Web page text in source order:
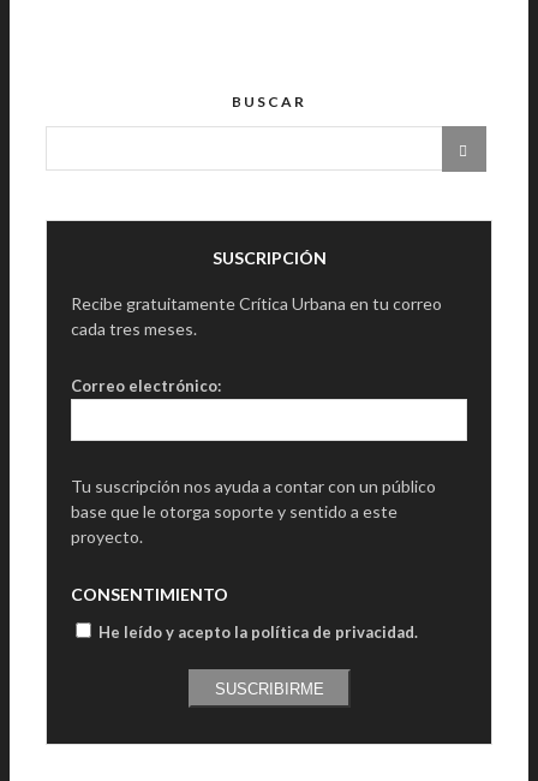
BUSCAR
SUSCRIPCIÓN
Recibe gratuitamente Crítica Urbana en tu correo
cada tres meses.
Correo electrónico:
Tu suscripción nos ayuda a contar con un público
base que le otorga soporte y sentido a este
proyecto.
CONSENTIMIENTO
He leído y acepto la política de privacidad.
SUSCRIBIRME